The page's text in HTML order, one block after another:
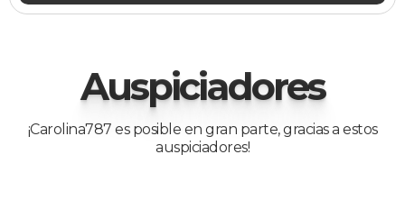
Auspiciadores
¡Carolina787 es posible en gran parte, gracias a estos
auspiciadores!